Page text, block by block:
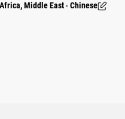
Africa, Middle East ‧ Chinese